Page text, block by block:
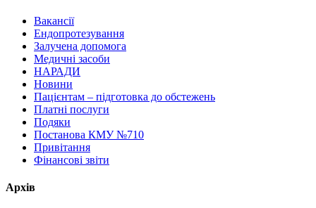
Вакансії
Ендопротезування
Залучена допомога
Медичні засоби
НАРАДИ
Новини
Пацієнтам – підготовка до обстежень
Платні послуги
Подяки
Постанова КМУ №710
Привітання
Фінансові звіти
Архів